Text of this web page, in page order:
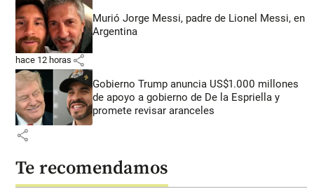
Murió Jorge Messi, padre de Lionel Messi, en
Argentina
hace 12 horas share
Gobierno Trump anuncia US$1.000 millones
de apoyo a gobierno de De la Espriella y
promete revisar aranceles
share
Te recomendamos